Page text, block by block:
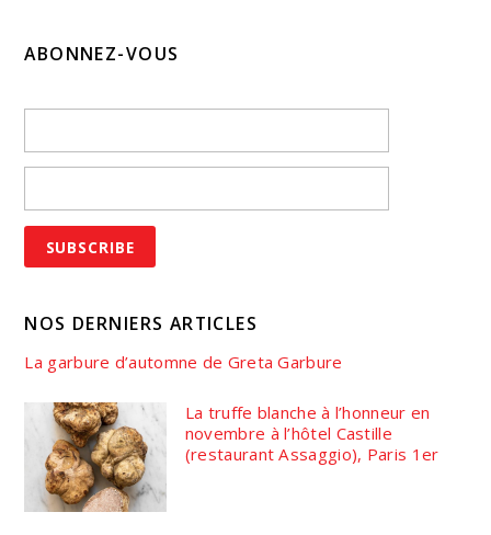
ABONNEZ-VOUS
NOS DERNIERS ARTICLES
La garbure d’automne de Greta Garbure
La truffe blanche à l’honneur en
novembre à l’hôtel Castille
(restaurant Assaggio), Paris 1er